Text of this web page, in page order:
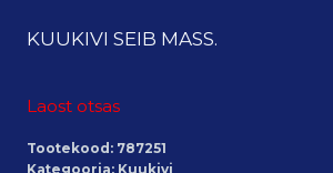
KUUKIVI SEIB MASS.
Laost otsas
Tootekood: 787251
Kategooria: Kuukivi